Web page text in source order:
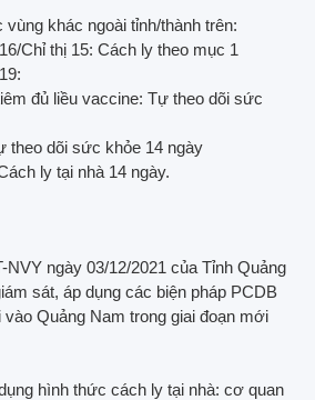
khác ngoài tỉnh/thành trên:
Chỉ thị 15: Cách ly theo mục 1
đủ liều vaccine: Tự theo dõi sức
theo dõi sức khỏe 14 ngày
ly tại nhà 14 ngày.
NVY ngày 03/12/2021 của Tỉnh Quảng
sát, áp dụng các biện pháp PCDB
Quảng Nam trong giai đoạn mới
hình thức cách ly tại nhà: cơ quan